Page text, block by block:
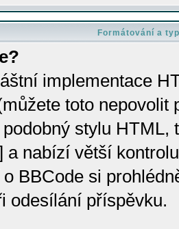
Formátování a
implementace
toto
stylu HTML,
a nabízí větší
BBCode si
odesílání příspěvku.